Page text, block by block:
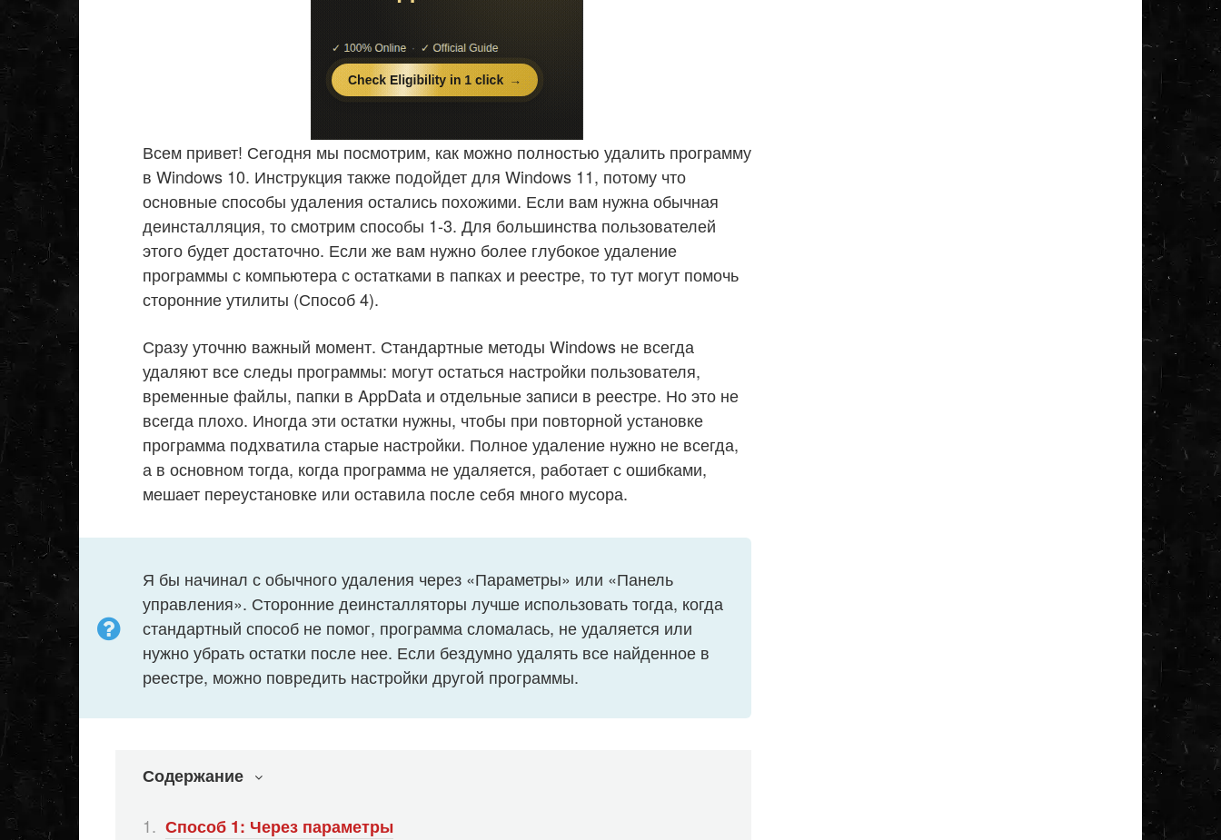
Всем привет! Сегодня мы посмотрим, как можно полностью удалить программу
в Windows 10. Инструкция также подойдет для Windows 11, потому что
основные способы удаления остались похожими. Если вам нужна обычная
деинсталляция, то смотрим способы 1-3. Для большинства пользователей
этого будет достаточно. Если же вам нужно более глубокое удаление
программы с компьютера с остатками в папках и реестре, то тут могут помочь
сторонние утилиты (Способ 4).
Сразу уточню важный момент. Стандартные методы Windows не всегда
удаляют все следы программы: могут остаться настройки пользователя,
временные файлы, папки в AppData и отдельные записи в реестре. Но это не
всегда плохо. Иногда эти остатки нужны, чтобы при повторной установке
программа подхватила старые настройки. Полное удаление нужно не всегда,
а в основном тогда, когда программа не удаляется, работает с ошибками,
мешает переустановке или оставила после себя много мусора.
Я бы начинал с обычного удаления через «Параметры» или «Панель
управления». Сторонние деинсталляторы лучше использовать тогда, когда
стандартный способ не помог, программа сломалась, не удаляется или
нужно убрать остатки после нее. Если бездумно удалять все найденное в
реестре, можно повредить настройки другой программы.
Содержание
Способ 1: Через параметры